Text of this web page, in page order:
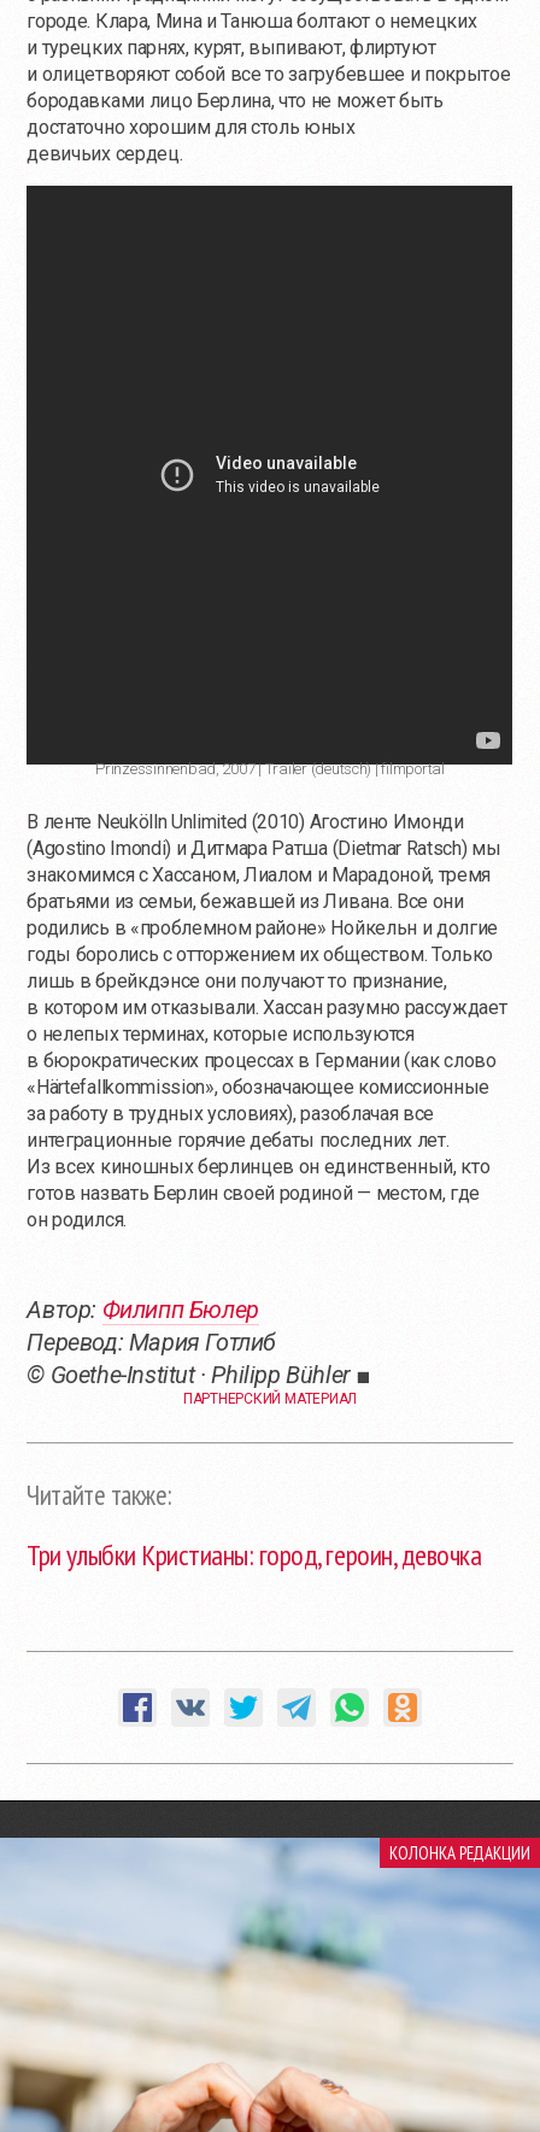
городе. Клара, Мина и Танюша болтают о немецких
и турецких парнях, курят, выпивают, флиртуют
и олицетворяют собой все то загрубевшее и покрытое
бородавками лицо Берлина, что не может быть
достаточно хорошим для столь юных
девичьих сердец.
Prinzessinnenbad, 2007 | Trailer (deutsch) | filmportal
В ленте Neukölln Unlimited (2010) Агостино Имонди
(Agostino Imondi) и Дитмара Ратша (Dietmar Ratsch) мы
знакомимся с Хассаном, Лиалом и Марадоной, тремя
братьями из семьи, бежавшей из Ливана. Все они
родились в «проблемном районе» Нойкельн и долгие
годы боролись с отторжением их обществом. Только
лишь в брейкдэнсе они получают то признание,
в котором им отказывали. Хассан разумно рассуждает
о нелепых терминах, которые используются
в бюрократических процессах в Германии (как слово
«Härtefallkommission», обозначающее комиссионные
за работу в трудных условиях), разоблачая все
интеграционные горячие дебаты последних лет.
Из всех киношных берлинцев он единственный, кто
готов назвать Берлин своей родиной — местом, где
он родился.
Автор: Филипп Бюлер
Перевод: Мария Готлиб
© Goethe-Institut · Philipp Bühler ■
ПАРТНЕРСКИЙ МАТЕРИАЛ
Читайте также:
Три улыбки Кристианы: город, героин, девочка
КОЛОНКА РЕДАКЦИИ